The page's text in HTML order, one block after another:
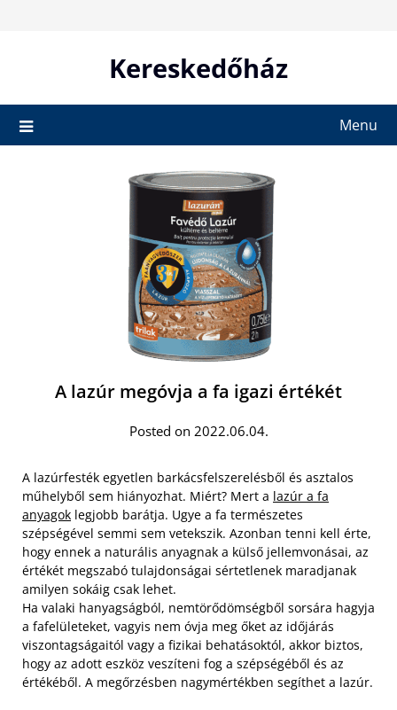
Kereskedőház
Menu
A lazúr megóvja a fa igazi értékét
Posted on 2022.06.04.
A lazúrfesték egyetlen barkácsfelszerelésből és asztalos
műhelyből sem hiányozhat. Miért? Mert a lazúr a fa
anyagok legjobb barátja. Ugye a fa természetes
szépségével semmi sem vetekszik. Azonban tenni kell érte,
hogy ennek a naturális anyagnak a külső jellemvonásai, az
értékét megszabó tulajdonságai sértetlenek maradjanak
amilyen sokáig csak lehet.
Ha valaki hanyagságból, nemtörődömségből sorsára hagyja
a fafelületeket, vagyis nem óvja meg őket az időjárás
viszontagságaitól vagy a fizikai behatásoktól, akkor biztos,
hogy az adott eszköz veszíteni fog a szépségéből és az
értékéből. A megőrzésben nagymértékben segíthet a lazúr.